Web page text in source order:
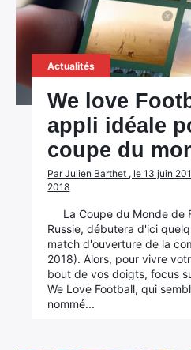
Actualités
We love
appli idéale
coupe du
Par Julien Barthet , le 13 juin
2018
La Coupe du Monde de
Russie, débutera d'ici
match d'ouverture de la
2018). Alors, pour vivre
bout de vos doigts, focus
We Love Football, qui
nommé...
Rechercher
: